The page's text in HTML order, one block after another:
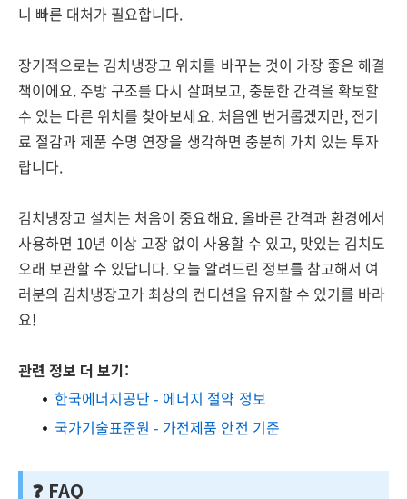
니 빠른 대처가 필요합니다.
장기적으로는 김치냉장고 위치를 바꾸는 것이 가장 좋은 해결
책이에요. 주방 구조를 다시 살펴보고, 충분한 간격을 확보할
수 있는 다른 위치를 찾아보세요. 처음엔 번거롭겠지만, 전기
료 절감과 제품 수명 연장을 생각하면 충분히 가치 있는 투자
랍니다.
김치냉장고 설치는 처음이 중요해요. 올바른 간격과 환경에서
사용하면 10년 이상 고장 없이 사용할 수 있고, 맛있는 김치도
오래 보관할 수 있답니다. 오늘 알려드린 정보를 참고해서 여
러분의 김치냉장고가 최상의 컨디션을 유지할 수 있기를 바라
요!
관련 정보 더 보기:
한국에너지공단 - 에너지 절약 정보
국가기술표준원 - 가전제품 안전 기준
❓ FAQ